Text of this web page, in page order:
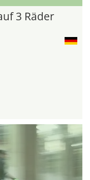
3 Räder